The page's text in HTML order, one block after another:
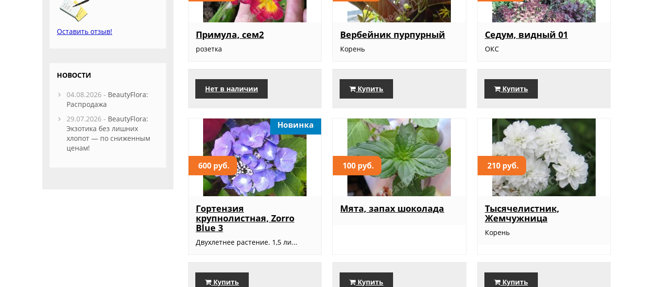
Примула, сем2
розетка
Нет в наличии
Вербейник пурпурный
Корень
Купить
Седум, видный 01
ОКС
Купить
600 руб.
Новинка
Гортензия
крупнолистная, Zorro
Blue 3
Двухлетнее растение. 1,5 ли...
Купить
100 руб.
Мята, запах шоколада
Купить
210 руб.
Тысячелистник,
Жемчужница
Корень
Купить
Оставить отзыв!
НОВОСТИ
04.08.2026 - BeautyFlora:
Распродажа
29.07.2026 - BeautyFlora:
Экзотика без лишних
хлопот — по сниженным
ценам!